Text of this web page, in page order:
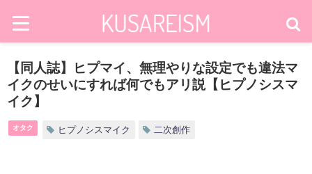
【同人誌】ヒプマイ、無理やりな設定でも違法マ
イクのせいにすれば何でもアリ説【ヒプノシスマ
イク】
オタク ヒプノシスマイク 二次創作